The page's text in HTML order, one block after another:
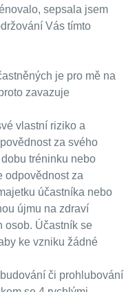
sepsala jsem
Vás tímto
je pro mě na
zavazuje
vlastní riziko a
za svého
tréninku nebo
odpovědnost za
účastníka nebo
újmu na zdraví
osob. Účastník se
ke vzniku žádné
či prohlubování